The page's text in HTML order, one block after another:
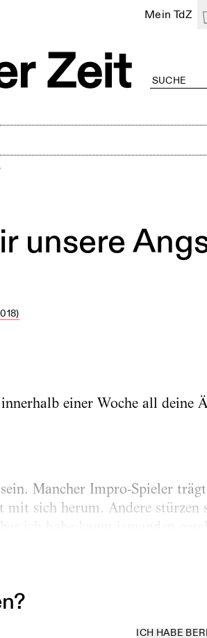
Mein TdZ
unsere
einer Woche all deine
Mancher Impro-Spieler
mit sich herum. Andere stürzen
ICH HABE